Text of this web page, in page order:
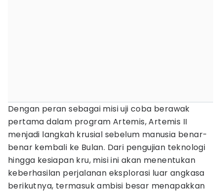
Dengan peran sebagai misi uji coba berawak
pertama dalam program Artemis, Artemis II
menjadi langkah krusial sebelum manusia benar-
benar kembali ke Bulan. Dari pengujian teknologi
hingga kesiapan kru, misi ini akan menentukan
keberhasilan perjalanan eksplorasi luar angkasa
berikutnya, termasuk ambisi besar menapakkan